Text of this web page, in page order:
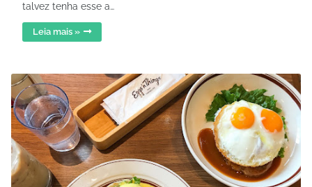
talvez tenha esse a…
Leia mais »